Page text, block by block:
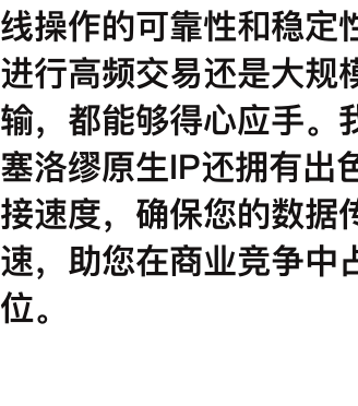
线操作的可靠性和稳定
进行高频交易还是大规
输，都能够得心应手。
塞洛缪原生IP还拥有出
接速度，确保您的数据
速，助您在商业竞争中
位。